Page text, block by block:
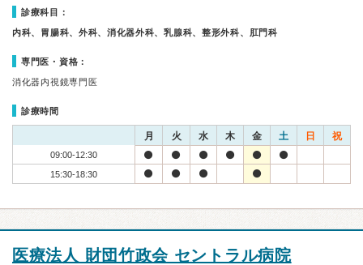
診療科目：
内科、胃腸科、外科、消化器外科、乳腺科、整形外科、肛門科
専門医・資格：
消化器内視鏡専門医
診療時間
月 火 水 木 金 土 日 祝
09:00-12:30
15:30-18:30
医療法人 財団竹政会 セントラル病院